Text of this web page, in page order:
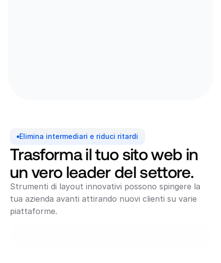
Elimina intermediari e riduci ritardi
Trasforma il tuo sito web in
un vero leader del settore.
Strumenti di layout innovativi possono spingere la
tua azienda avanti attirando nuovi clienti su varie
piattaforme.